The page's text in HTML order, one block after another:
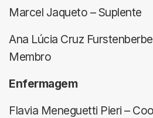
Marcel Jaqueto – Suplente
Ana Lúcia Cruz
Membro
Enfermagem
Flavia Meneguetti Pieri –